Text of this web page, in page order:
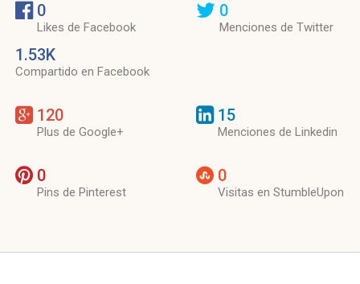
0
Likes de Facebook
1.53K
Compartido en Facebook
0
Menciones de Twitter
120
Plus de Google+
15
Menciones de Linkedin
0
Pins de Pinterest
0
Visitas en StumbleUpon